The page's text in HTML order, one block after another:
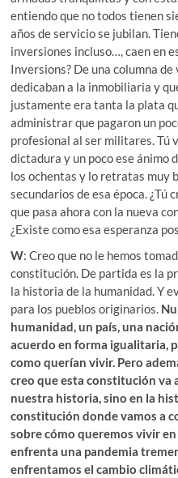
entiendo que no todos tienen
años de servicio se jubilan.
inversiones incluso…, caen en
Inversions? De una columna
dedicaban a la inmobiliaria y
justamente era tanta la plata
administrar que pagaron un
profesional al ser militares. Tú
dictadura y un poco ese ánimo
los ochentas y lo retratas muy
secundarios de esa época. ¿Tú
que pasa ahora con la nueva
¿Existe como esa esperanza
W: Creo que no le hemos
constitución. De partida es la
la historia de la humanidad. Y
para los pueblos originarios.
humanidad, un país, una
acuerdo en forma igualitaria,
como querían vivir. Pero
creo que esta constitución va
nuestra historia, sino en la
constitución donde vamos a
sobre cómo queremos vivir
enfrenta una pandemia
enfrentamos el cambio